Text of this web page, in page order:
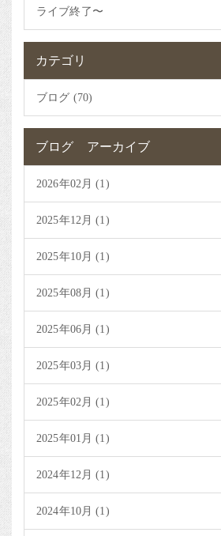
ライブ終了〜
カテゴリ
ブログ (70)
ブログ アーカイブ
2026年02月 (1)
2025年12月 (1)
2025年10月 (1)
2025年08月 (1)
2025年06月 (1)
2025年03月 (1)
2025年02月 (1)
2025年01月 (1)
2024年12月 (1)
2024年10月 (1)